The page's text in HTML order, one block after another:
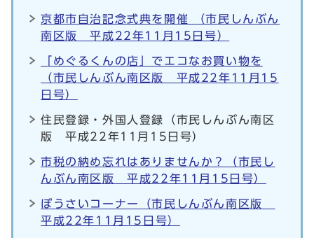
京都市自治記念式典を開催 （市民しんぶん
南区版 平成22年11月15日号）
「めぐるくんの店」でエコなお買い物を
（市民しんぶん南区版 平成22年11月15
日号）
住民登録・外国人登録（市民しんぶん南区
版 平成22年11月15日号）
市税の納め忘れはありませんか？（市民し
んぶん南区版 平成22年11月15日号）
ぼうさいコーナー（市民しんぶん南区版
平成22年11月15日号）